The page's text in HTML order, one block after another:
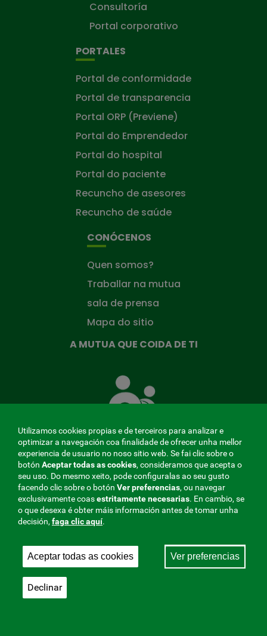
Consultoría
Portal corporativo
PORTALES
Portal de conformidade
Portal de transparencia
Portal ORP (Previene)
Portal do Emprendedor
Portal do hospital
Portal do paciente
Recuncho de asesores
Recuncho de saúde
CONÓCENOS
Quen somos?
Traballar na mutua
sala de prensa
Mapa do sitio
A MUTUA QUE COIDA DE TI
Mutua
que
MENÚ
REDES
SOCIALES
V20
Aviso legal|Privacidade
Mutua Colaboradora coa Seguridade Social, 275.
Utilizamos cookies propias e de terceiros para analizar e
optimizar a navegación coa finalidade de ofrecer unha mellor
experiencia de usuario no noso sitio web. Se fai clic sobre o
botón Aceptar todas as cookies, consideramos que acepta o
seu uso. Do mesmo xeito, pode configuralas ao seu gusto
facendo clic sobre o botón Ver preferencias, ou navegar
exclusivamente coasestritamentenecesarias. En cambio, se
o que desexa é obter máis información antes de tomar unha
decisión, faga clic aquí.
Aceptar todas as cookies Ver preferencias
Declinar